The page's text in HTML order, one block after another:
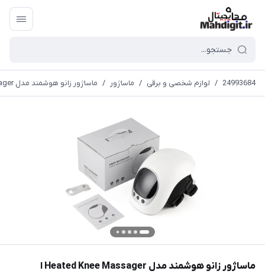
24993684
/ لوازم شخصی و برقی / ماساژور / ماساژور زانو هوشمند مدل Heated Knee Massager ا Heated Knee Massager
ماساژور زانو هوشمند مدل Heated Knee Massager ا